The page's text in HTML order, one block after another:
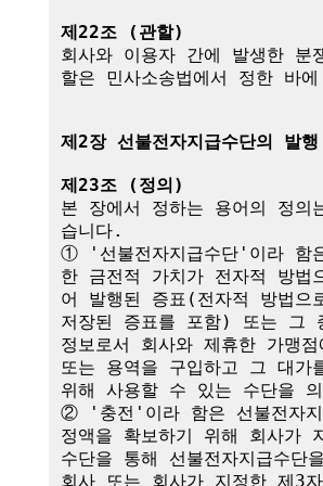
제22조 (관할)
회사와 이용자 간에 발생한 분
할은 민사소송법에서 정한 바
제2장 선불전자지급수단의 발
제23조 (정의)
본 장에서 정하는 용어의 정의
습니다.
① '선불전자지급수단'이라 함
한 금전적 가치가 전자적 방법
어 발행된 증표(전자적 방법으
저장된 증표를 포함) 또는 그
정보로서 회사와 제휴한 가맹
또는 용역을 구입하고 그 대가
위해 사용할 수 있는 수단을 의
② '충전'이라 함은 선불전자지
정액을 확보하기 위해 회사가
수단을 통해 선불전자지급수단
회사 또는 회사가 지정한 제3